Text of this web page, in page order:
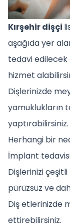
Kırşehir dişçi
aşağıda yer
tedavi edilecek
hizmet
Dişlerinizde
yamuklukların
yaptırabilirsiniz.
Herhangi bir
İmplant
Dişlerinizi
pürüzsüz ve
Diş etlerinizde
ettirebilirsiniz.